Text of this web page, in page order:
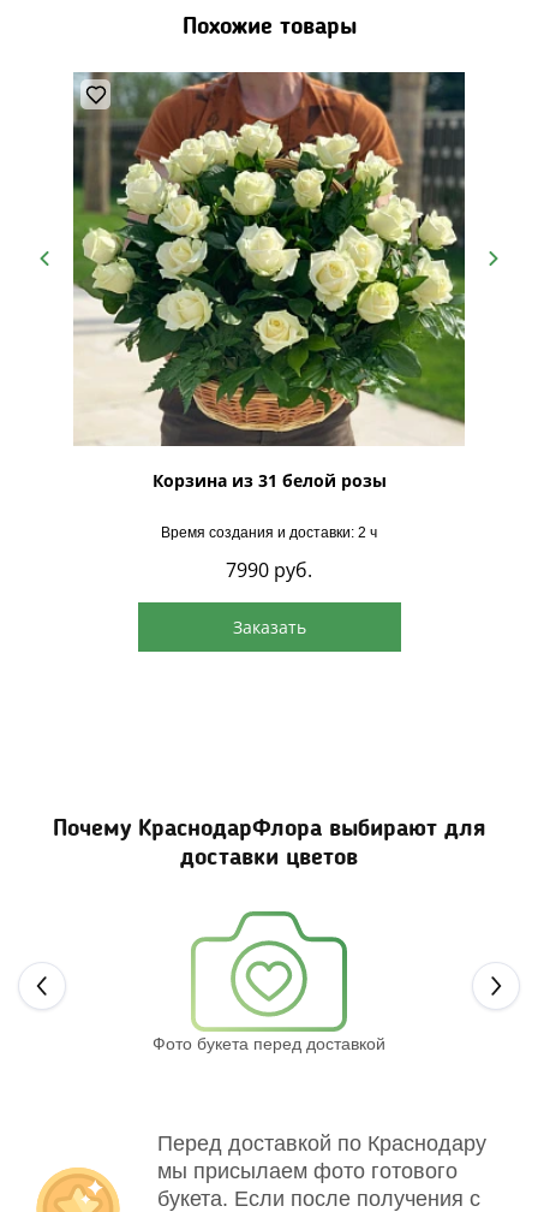
Похожие товары
Корзина из 31 белой розы
Время создания и доставки: 2 ч
7990 руб.
Заказать
Почему КраснодарФлора выбирают для
доставки цветов
Фото букета перед доставкой
Перед доставкой по Краснодару
мы присылаем фото готового
букета. Если после получения с